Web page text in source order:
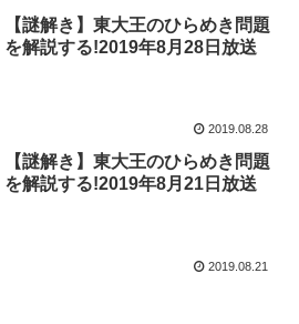
【謎解き】東大王のひらめき問題
を解説する!2019年8月28日放送
2019.08.28
【謎解き】東大王のひらめき問題
を解説する!2019年8月21日放送
2019.08.21